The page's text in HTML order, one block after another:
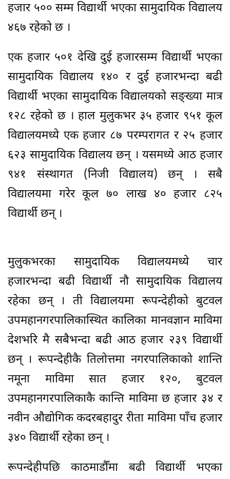
हजार ५०० सम्म विद्यार्थी भएका सामुदायिक विद्यालय
४६७ रहेको छ ।
एक हजार ५०१ देखि दुई हजारसम्म विद्यार्थी भएका
सामुदायिक विद्यालय १४० र दुई हजारभन्दा बढी
विद्यार्थी भएका सामुदायिक विद्यालयको सङ्ख्या मात्र
१२८ रहेको छ । हाल मुलुकभर ३५ हजार ९५१ कूल
विद्यालयमध्ये एक हजार ८७ परम्परागत र २५ हजार
६२३ सामुदायिक विद्यालय छन् । यसमध्ये आठ हजार
९४१ संस्थागत (निजी विद्यालय) छन् । सबै
विद्यालयमा गरेर कूल ७० लाख ४० हजार ८२५
विद्यार्थी छन् ।
मुलुकभरका सामुदायिक विद्यालयमध्ये चार
हजारभन्दा बढी विद्यार्थी नौ सामुदायिक विद्यालय
रहेका छन् । ती विद्यालयमा रूपन्देहीको बुटवल
उपमहानगरपालिकास्थित कालिका मानवज्ञान माविमा
देशभरि मै सबैभन्दा बढी आठ हजार २३९ विद्यार्थी
छन् । रूपन्देहीकै तिलोत्तमा नगरपालिकाको शान्ति
नमूना माविमा सात हजार १२०, बुटवल
उपमहानगरपालिकाकै कान्ति माविमा छ हजार ३४ र
नवीन औद्योगिक कदरबहादुर रीता माविमा पाँच हजार
३४० विद्यार्थी रहेका छन् ।
रूपन्देहीपछि काठमाडौँमा बढी विद्यार्थी भएका